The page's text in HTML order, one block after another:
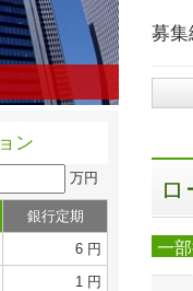
ン
万円
銀行定期
6 円
1 円
募集
一